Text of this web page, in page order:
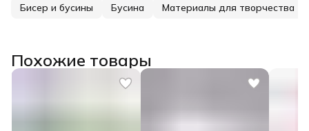
Бисер и бусины Бусина Материалы для творчества
Похожие товары